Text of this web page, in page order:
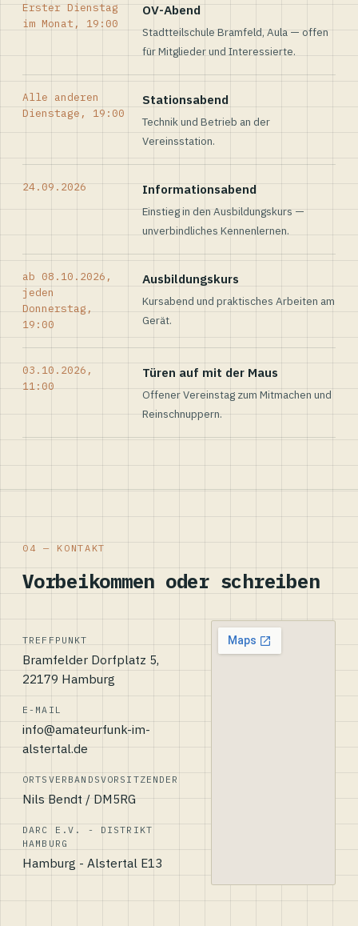
Erster Dienstag
im Monat, 19:00
OV-Abend
Stadtteilschule Bramfeld, Aula — offen
für Mitglieder und Interessierte.
Alle anderen
Dienstage, 19:00
Stationsabend
Technik und Betrieb an der
Vereinsstation.
24.09.2026 Informationsabend
Einstieg in den Ausbildungskurs —
unverbindliches Kennenlernen.
ab 08.10.2026,
jeden
Donnerstag,
19:00
Ausbildungskurs
Kursabend und praktisches Arbeiten am
Gerät.
03.10.2026,
11:00
Türen auf mit der Maus
Offener Vereinstag zum Mitmachen und
Reinschnuppern.
04 — KONTAKT
Vorbeikommen oder schreiben
TREFFPUNKT
Bramfelder Dorfplatz 5,
22179 Hamburg
E-MAIL
info@amateurfunk-im-
alstertal.de
ORTSVERBANDSVORSITZENDER
Nils Bendt / DM5RG
DARC E.V. - DISTRIKT
HAMBURG
Hamburg - Alstertal E13